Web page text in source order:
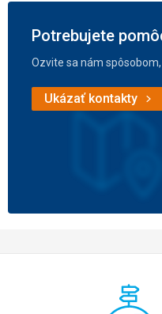
Potrebujete
Ozvite sa nám
Ukázať kontakty